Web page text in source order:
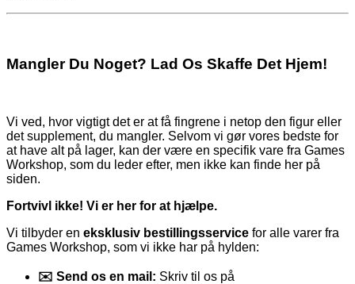
Mangler Du Noget? Lad Os Skaffe Det Hjem!
Vi ved, hvor vigtigt det er at få fingrene i netop den figur eller
det supplement, du mangler. Selvom vi gør vores bedste for
at have alt på lager, kan der være en specifik vare fra Games
Workshop, som du leder efter, men ikke kan finde her på
siden.
Fortvivl ikke! Vi er her for at hjælpe.
Vi tilbyder en eksklusiv bestillingsservice for alle varer fra
Games Workshop, som vi ikke har på hylden:
✉️ Send os en mail: Skriv til os på